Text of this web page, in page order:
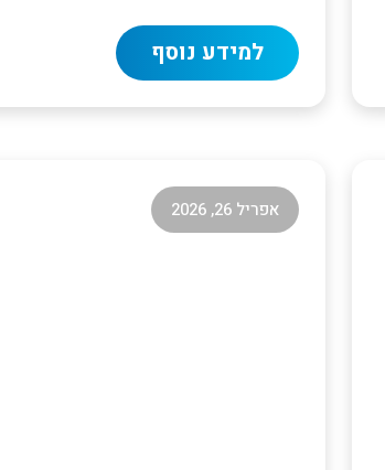
למידע נוסף
אפריל 26, 2026